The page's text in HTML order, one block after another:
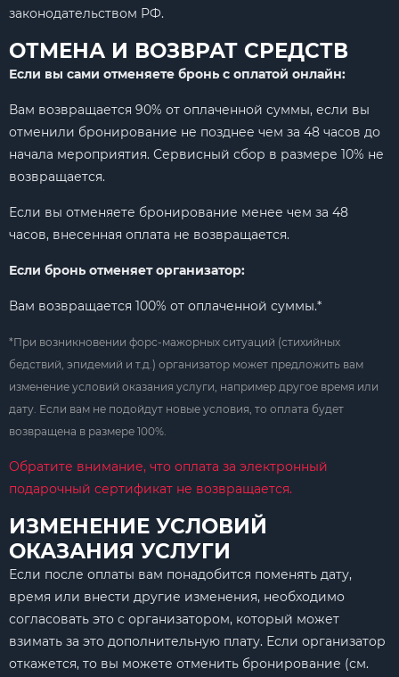
законодательством РФ.
ОТМЕНА И ВОЗВРАТ СРЕДСТВ
Если вы сами отменяете бронь с оплатой онлайн:
Вам возвращается 90% от оплаченной суммы, если вы
отменили бронирование не позднее чем за 48 часов до
начала мероприятия. Сервисный сбор в размере 10% не
возвращается.
Если вы отменяете бронирование менее чем за 48
часов, внесенная оплата не возвращается.
Если бронь отменяет организатор:
Вам возвращается 100% от оплаченной суммы.*
*При возникновении форс-мажорных ситуаций (стихийных
бедствий, эпидемий и т.д.) организатор может предложить вам
изменение условий оказания услуги, например другое время или
дату. Если вам не подойдут новые условия, то оплата будет
возвращена в размере 100%.
Обратите внимание, что оплата за электронный
подарочный сертификат не возвращается.
ИЗМЕНЕНИЕ УСЛОВИЙ
ОКАЗАНИЯ УСЛУГИ
Если после оплаты вам понадобится поменять дату,
время или внести другие изменения, необходимо
согласовать это с организатором, который может
взимать за это дополнительную плату. Если организатор
откажется, то вы можете отменить бронирование (см.